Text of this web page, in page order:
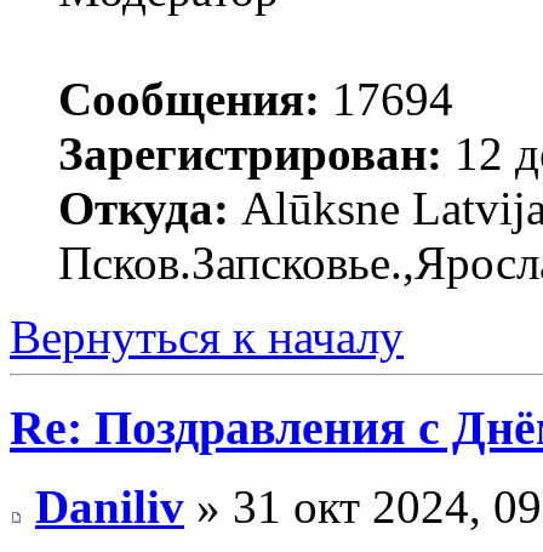
Сообщения: 17694
Зарегистрирован: 12
Откуда: Alūksne
Вернуться к началу
Re: Поздравления с
Daniliv » 31 окт 2024,